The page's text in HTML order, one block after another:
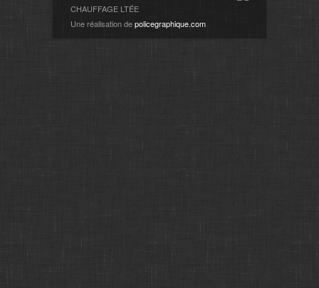
CHAUFFAGE LTÉE
Une réalisation depolicegraphique.com